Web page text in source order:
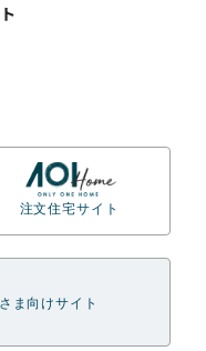
注文住宅サイト
ま向けサイト